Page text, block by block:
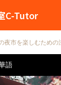
C-Tutor
夜市を楽しむための
語